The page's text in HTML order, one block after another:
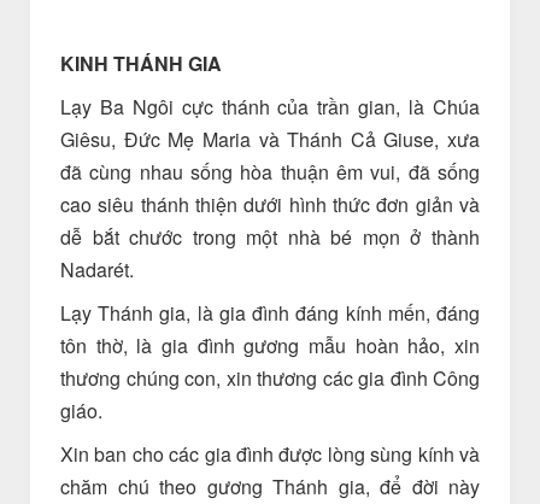
KINH THÁNH GIA
Lạy Ba Ngôi cực thánh của trần gian, là Chúa
Giêsu, Đức Mẹ Maria và Thánh Cả Giuse, xưa
đã cùng nhau sống hòa thuận êm vui, đã sống
cao siêu thánh thiện dưới hình thức đơn giản và
dễ bắt chước trong một nhà bé mọn ở thành
Nadarét.
Lạy Thánh gia, là gia đình đáng kính mến, đáng
tôn thờ, là gia đình gương mẫu hoàn hảo, xin
thương chúng con, xin thương các gia đình Công
giáo.
Xin ban cho các gia đình được lòng sùng kính và
chăm chú theo gương Thánh gia, để đời này